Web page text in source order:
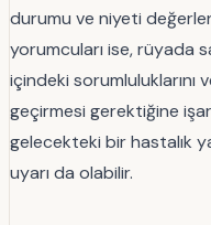
durumu ve niyeti
yorumcuları ise, rüyada
içindeki sorumluluklarını
geçirmesi gerektiğine
gelecekteki bir hastalık
uyarı da olabilir.